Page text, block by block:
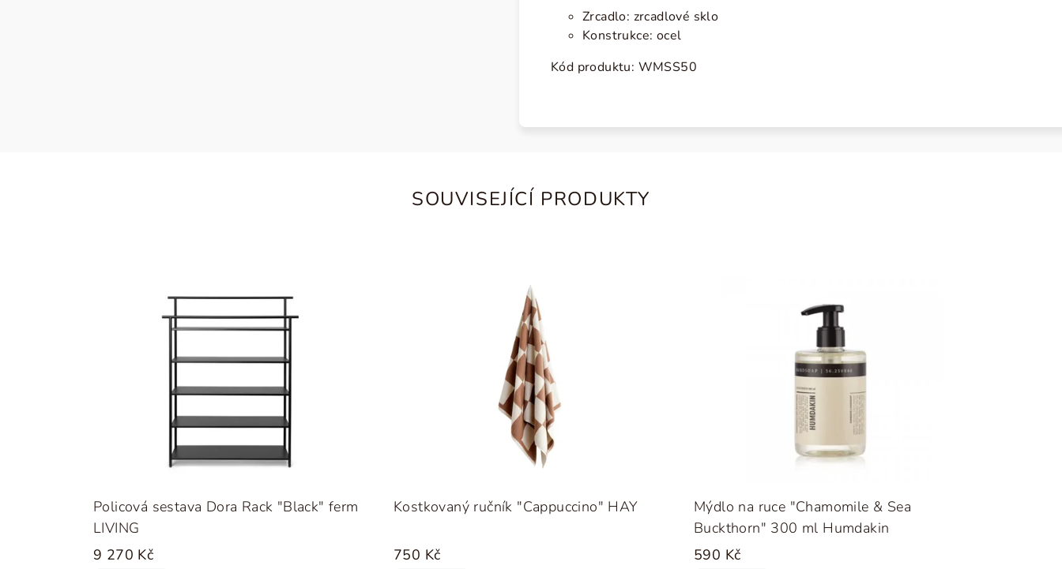
Zrcadlo: zrcadlové sklo
Konstrukce: ocel
Kód produktu: WMSS50
SOUVISEJÍCÍ PRODUKTY
Policová sestava Dora Rack "Black" ferm
LIVING
9 270 Kč
Kostkovaný ručník "Cappuccino" HAY
750 Kč
Mýdlo na ruce "Chamomile & Sea
Buckthorn" 300 ml Humdakin
590 Kč